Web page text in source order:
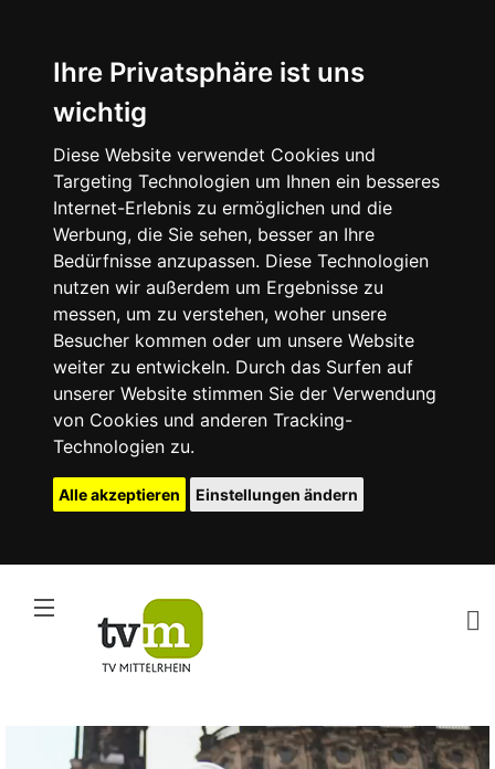
Ihre Privatsphäre ist uns
wichtig
Diese Website verwendet Cookies und
Targeting Technologien um Ihnen ein besseres
Internet-Erlebnis zu ermöglichen und die
Werbung, die Sie sehen, besser an Ihre
Bedürfnisse anzupassen. Diese Technologien
nutzen wir außerdem um Ergebnisse zu
messen, um zu verstehen, woher unsere
Besucher kommen oder um unsere Website
weiter zu entwickeln. Durch das Surfen auf
unserer Website stimmen Sie der Verwendung
von Cookies und anderen Tracking-
Technologien zu.
Alle akzeptieren Einstellungen ändern